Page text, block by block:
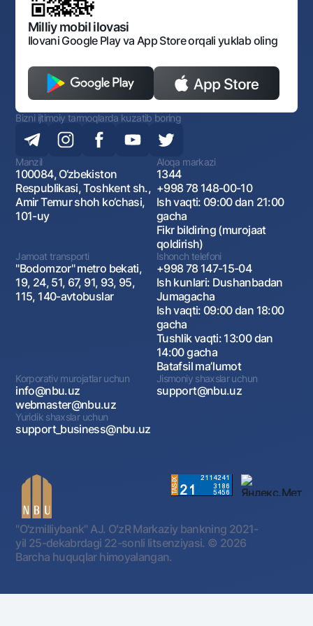
Ochiq ma'lumotlar
Monopoliyaga qarshi komplaens
Milliy mobil ilovasi
Ilovani Google Play va App Store orqali yuklab oling
Bizni ijtimoiy tarmoqlarda kuzatib boring
Manzil
100084, O‘zbekiston
Respublikasi, Toshkent sh.,
Amir Temur shoh ko‘chasi,
101-uy
Aloqa markazi
1344
+998 78 148-00-10
Ish vaqti: 09:00 dan 21:00
gacha
Fikr bildiring (murojaat
qoldirish)
Jamoat transporti
"Bodomzor" metro bekati,
19, 24, 51, 67, 91, 93, 95,
115, 140-avtobuslar
Ishonch telefoni
+998 78 147-15-04
Ish kunlari: Dushanbadan
Jumagacha
Ish vaqti: 09:00 dan 18:00
gacha
Tushlik vaqti: 13:00 dan
14:00 gacha
Batafsil maʼlumot
Korporativ murojatlar uchun
info@nbu.uz
webmaster@nbu.uz
Jismoniy shaxslar uchun
support@nbu.uz
Yuridik shaxslar uchun
support_business@nbu.uz
"O'zmilliybank" AJ. OʻzR Markaziy bankning 2021-
yil 25-dekabrdagi 22-sonli litsenziyasi. © 2026
Barcha huquqlar himoyalangan.